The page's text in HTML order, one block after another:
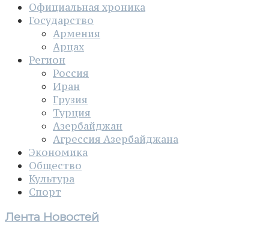
Официальная хроника
Государство
Армения
Арцах
Регион
Россия
Иран
Грузия
Турция
Азербайджан
Агрессия Азербайджана
Экономика
Общество
Культура
Спорт
Лента Новостей